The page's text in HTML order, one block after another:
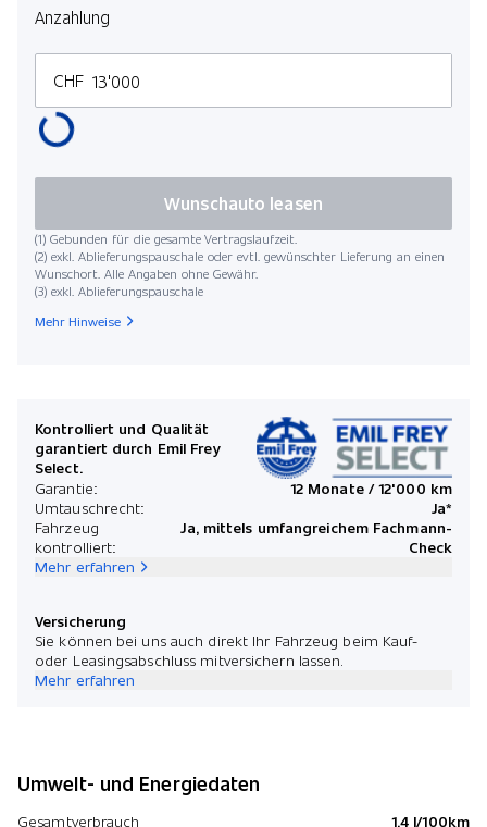
Anzahlung
CHF
(1) Gebunden für die gesamte Vertragslaufzeit.
(2) exkl. Ablieferungspauschale oder evtl. gewünschter Lieferung an einen
Wunschort. Alle Angaben ohne Gewähr.
(3) exkl. Ablieferungspauschale
Wunschauto leasen
Mehr Hinweise
Kontrolliert und Qualität
garantiert durch Emil Frey
Select.
Garantie:
12 Monate / 12'000 km
Umtauschrecht:
Ja*
Fahrzeug
kontrolliert:
Ja, mittels umfangreichem Fachmann-
Check
Mehr erfahren
Versicherung
Sie können bei uns auch direkt Ihr Fahrzeug beim Kauf-
oder Leasingsabschluss mitversichern lassen.
Mehr erfahren
Umwelt- und Energiedaten
Gesamtverbrauch 1.4 l/100km